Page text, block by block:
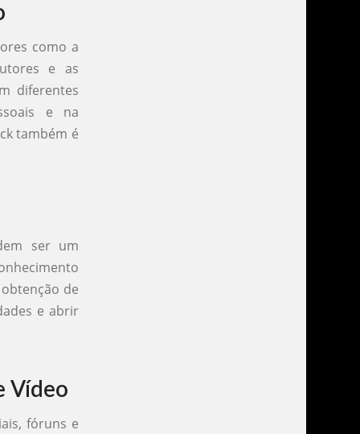
como a
e as
diferentes
e na
também é
ser um
de
e abrir
Vídeo
fóruns e